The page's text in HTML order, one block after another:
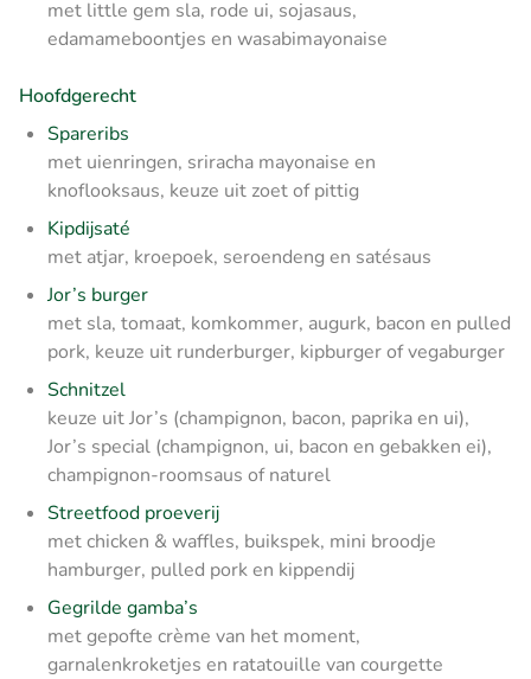
met little gem sla, rode ui, sojasaus,
edamameboontjes en wasabimayonaise
Hoofdgerecht
Spareribs
met uienringen, sriracha mayonaise en
knoflooksaus, keuze uit zoet of pittig
Kipdijsaté
met atjar, kroepoek, seroendeng en satésaus
Jor’s burger
met sla, tomaat, komkommer, augurk, bacon en pulled
pork, keuze uit runderburger, kipburger of vegaburger
Schnitzel
keuze uit Jor’s (champignon, bacon, paprika en ui),
Jor’s special (champignon, ui, bacon en gebakken ei),
champignon-roomsaus of naturel
Streetfood proeverij
met chicken & waffles, buikspek, mini broodje
hamburger, pulled pork en kippendij
Gegrilde gamba’s
met gepofte crème van het moment,
garnalenkroketjes en ratatouille van courgette